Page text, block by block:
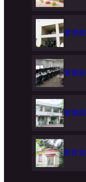
環境
情報
附属
教育